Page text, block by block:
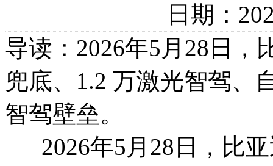
日期：
导读：2026年5月28日，
兜底、1.2 万激光智驾、
智驾壁垒。
2026年5月28日，比亚